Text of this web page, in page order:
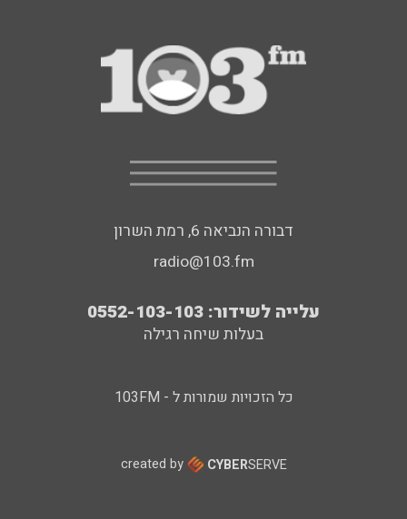
דבורה הנביאה 6, רמת השרון
radio@103.fm
עלייה לשידור: 0552-103-103
בעלות שיחה רגילה
כל הזכויות שמורות ל - 103FM
created by CYBERSERVE